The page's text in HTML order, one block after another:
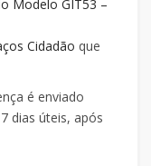
Modelo GIT53 –
Cidadão que
é enviado
dias úteis, após